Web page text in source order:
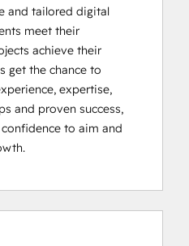
and tailored digital
meet their
achieve their
get the chance to
expertise,
and proven success,
to aim and